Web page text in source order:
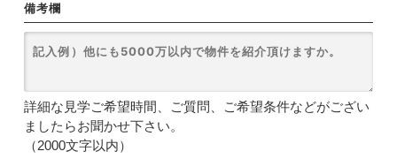
備考欄
詳細な見学ご希望時間、ご質問、ご希望条件などがござい
ましたらお聞かせ下さい。
（2000文字以内）